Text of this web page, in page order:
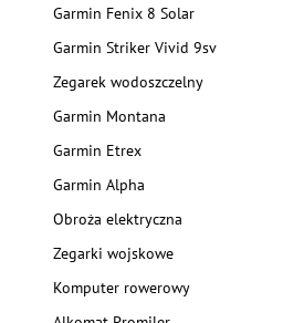
Garmin Fenix 8 Solar
Garmin Striker Vivid 9sv
Zegarek wodoszczelny
Garmin Montana
Garmin Etrex
Garmin Alpha
Obroża elektryczna
Zegarki wojskowe
Komputer rowerowy